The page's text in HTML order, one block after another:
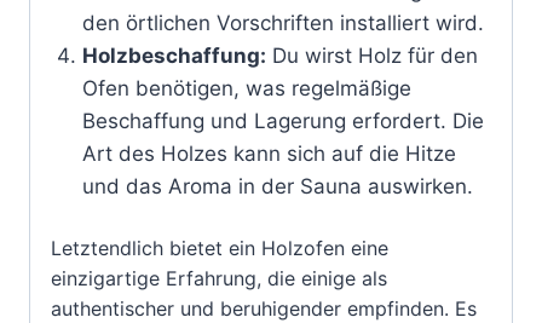
den örtlichen Vorschriften installiert wird.
Holzbeschaffung: Du wirst Holz für den
Ofen benötigen, was regelmäßige
Beschaffung und Lagerung erfordert. Die
Art des Holzes kann sich auf die Hitze
und das Aroma in der Sauna auswirken.
Letztendlich bietet ein Holzofen eine
einzigartige Erfahrung, die einige als
authentischer und beruhigender empfinden. Es